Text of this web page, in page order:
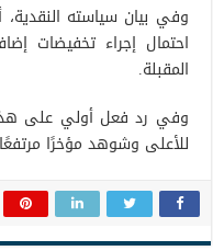
وفي بيان سياسته
احتمال إجراء تخفيضات
المقبلة.
وفي رد فعل أولي على هذا
للأعلى وشوهد مؤخرًا مرتفعًا بنسبة 2.6٪